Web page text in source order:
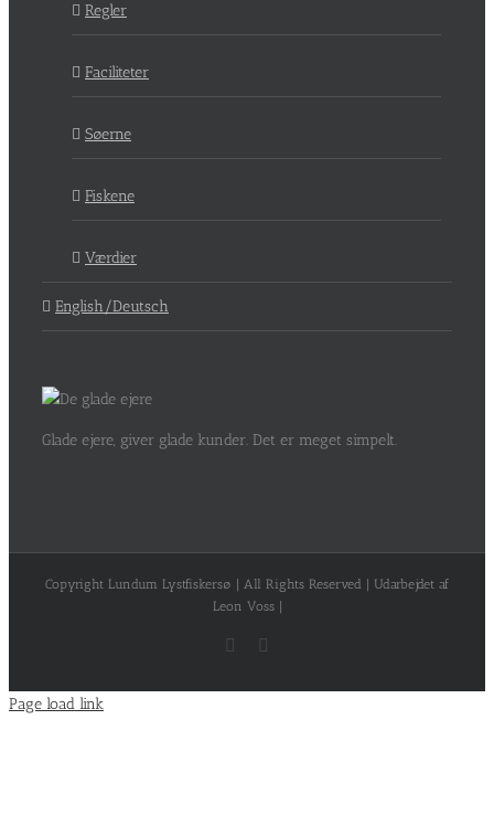
Regler
Faciliteter
Søerne
Fiskene
Værdier
English/Deutsch
Glade ejere, giver glade kunder. Det er meget simpelt.
Copyright Lundum Lystfiskersø | All Rights Reserved | Udarbejdet af
Leon Voss |
Facebook
Page load link